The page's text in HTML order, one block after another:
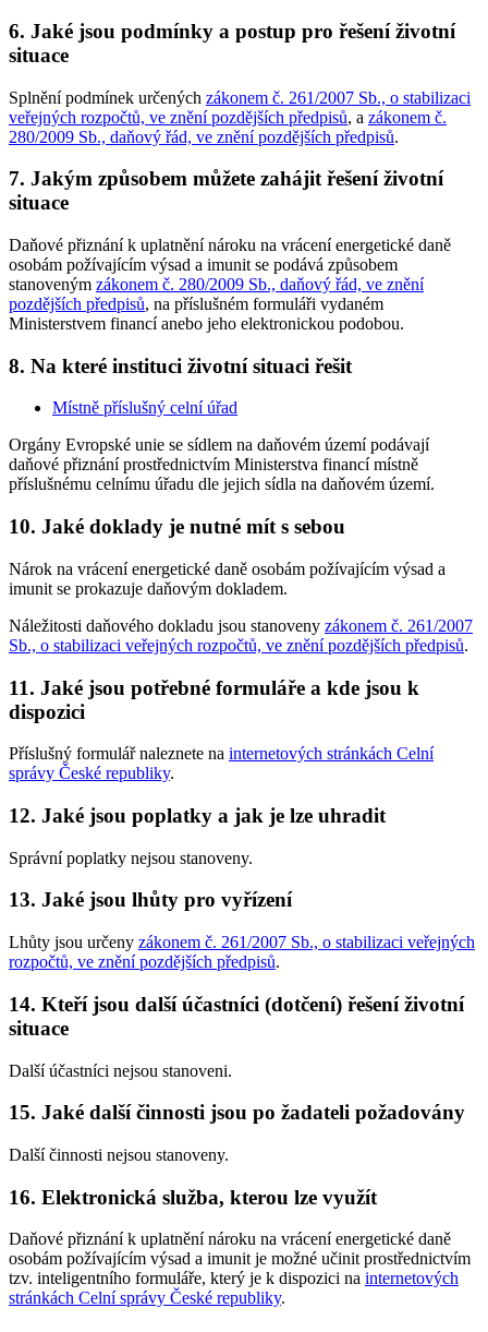
6. Jaké jsou podmínky a postup pro řešení životní
situace
Splnění podmínek určených zákonem č. 261/2007 Sb., o stabilizaci
veřejných rozpočtů, ve znění pozdějších předpisů, a zákonem č.
280/2009 Sb., daňový řád, ve znění pozdějších předpisů.
7. Jakým způsobem můžete zahájit řešení životní
situace
Daňové přiznání k uplatnění nároku na vrácení energetické daně
osobám požívajícím výsad a imunit se podává způsobem
stanoveným zákonem č. 280/2009 Sb., daňový řád, ve znění
pozdějších předpisů, na příslušném formuláři vydaném
Ministerstvem financí anebo jeho elektronickou podobou.
8. Na které instituci životní situaci řešit
Místně příslušný celní úřad
Orgány Evropské unie se sídlem na daňovém území podávají
daňové přiznání prostřednictvím Ministerstva financí místně
příslušnému celnímu úřadu dle jejich sídla na daňovém území.
10. Jaké doklady je nutné mít s sebou
Nárok na vrácení energetické daně osobám požívajícím výsad a
imunit se prokazuje daňovým dokladem.
Náležitosti daňového dokladu jsou stanoveny zákonem č. 261/2007
Sb., o stabilizaci veřejných rozpočtů, ve znění pozdějších předpisů.
11. Jaké jsou potřebné formuláře a kde jsou k
dispozici
Příslušný formulář naleznete na internetových stránkách Celní
správy České republiky.
12. Jaké jsou poplatky a jak je lze uhradit
Správní poplatky nejsou stanoveny.
13. Jaké jsou lhůty pro vyřízení
Lhůty jsou určeny zákonem č. 261/2007 Sb., o stabilizaci veřejných
rozpočtů, ve znění pozdějších předpisů.
14. Kteří jsou další účastníci (dotčení) řešení životní
situace
Další účastníci nejsou stanoveni.
15. Jaké další činnosti jsou po žadateli požadovány
Další činnosti nejsou stanoveny.
16. Elektronická služba, kterou lze využít
Daňové přiznání k uplatnění nároku na vrácení energetické daně
osobám požívajícím výsad a imunitje možné učinit prostřednictvím
tzv. inteligentního formuláře, který je k dispozici na internetových
stránkách Celní správy České republiky.